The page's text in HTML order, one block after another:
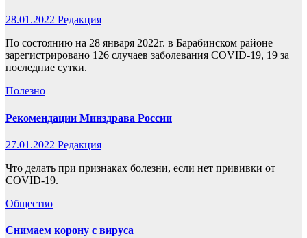
28.01.2022 Редакция
По состоянию на 28 января 2022г. в Барабинском районе
зарегистрировано 126 случаев заболевания COVID-19, 19 за
последние сутки.
Полезно
Рекомендации Минздрава России
27.01.2022 Редакция
Что делать при признаках болезни, если нет прививки от
COVID-19.
Общество
Снимаем корону с вируса